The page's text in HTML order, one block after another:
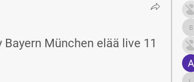
Bayern München elää live 11